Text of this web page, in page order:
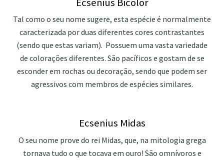
Tal como o seu nome sugere, esta espécie é normalmente
caracterizada por duas diferentes cores contrastantes
(sendo que estas variam). Possuem uma vasta variedade
de colorações diferentes. São pacíficos e gostam de se
esconder em rochas ou decoração, sendo que podem ser
agressivos com membros de espécies similares.
Ecsenius Midas
O seu nome prove do rei Midas, que, na mitologia grega
tornava tudo o que tocava em ouro! São omnívoros e